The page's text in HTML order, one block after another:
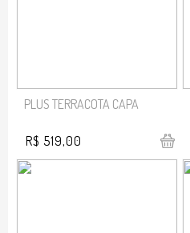
PLUS TERRACOTA CAPA
R$ 519,00